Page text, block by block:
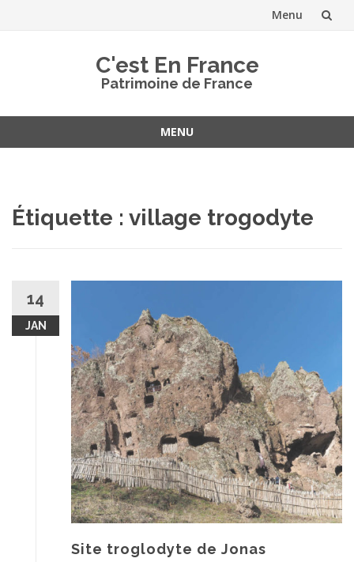
Menu
C'est En France
Patrimoine de France
MENU
Étiquette : village trogodyte
14
JAN
Site troglodyte de Jonas